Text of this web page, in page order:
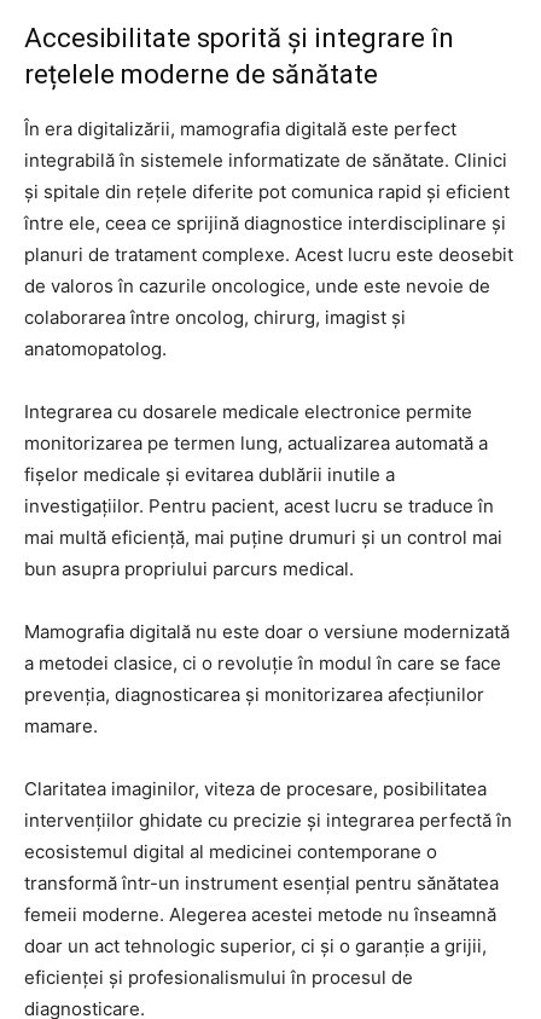
Accesibilitate sporită și integrare în
rețelele moderne de sănătate
În era digitalizării, mamografia digitală este perfect
integrabilă în sistemele informatizate de sănătate. Clinici
și spitale din rețele diferite pot comunica rapid și eficient
între ele, ceea ce sprijină diagnostice interdisciplinare și
planuri de tratament complexe. Acest lucru este deosebit
de valoros în cazurile oncologice, unde este nevoie de
colaborarea între oncolog, chirurg, imagist și
anatomopatolog.
Integrarea cu dosarele medicale electronice permite
monitorizarea pe termen lung, actualizarea automată a
fișelor medicale și evitarea dublării inutile a
investigațiilor. Pentru pacient, acest lucru se traduce în
mai multă eficiență, mai puține drumuri și un control mai
bun asupra propriului parcurs medical.
Mamografia digitală nu este doar o versiune modernizată
a metodei clasice, ci o revoluție în modul în care se face
prevenția, diagnosticarea și monitorizarea afecțiunilor
mamare.
Claritatea imaginilor, viteza de procesare, posibilitatea
intervențiilor ghidate cu precizie și integrarea perfectă în
ecosistemul digital al medicinei contemporane o
transformă într-un instrument esențial pentru sănătatea
femeii moderne. Alegerea acestei metode nu înseamnă
doar un act tehnologic superior, ci și o garanție a grijii,
eficienței și profesionalismului în procesul de
diagnosticare.